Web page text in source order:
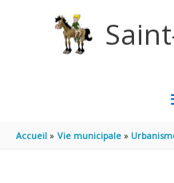
Accueil Vie municipale